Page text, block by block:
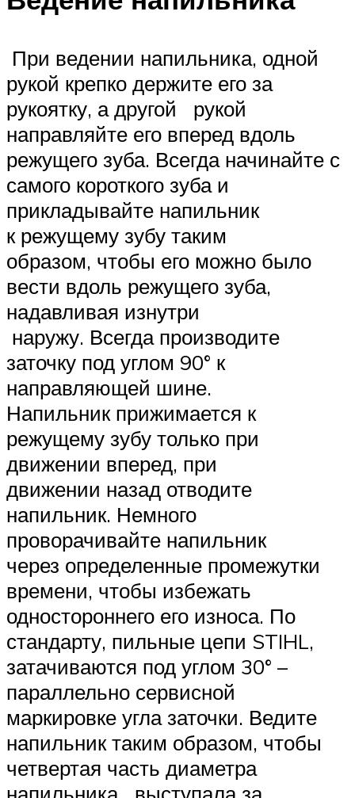
При ведении напильника, одной
рукой крепко держите его за
рукоятку, а другой рукой
направляйте его вперед вдоль
режущего зуба. Всегда начинайте с
самого короткого зуба и
прикладывайте напильник
к режущему зубу таким
образом, чтобы его можно было
вести вдоль режущего зуба,
надавливая изнутри
наружу. Всегда производите
заточку под углом 90° к
направляющей шине.
Напильник прижимается к
режущему зубу только при
движении вперед, при
движении назад отводите
напильник. Немного
проворачивайте напильник
через определенные промежутки
времени, чтобы избежать
одностороннего его износа. По
стандарту, пильные цепи STIHL,
затачиваются под углом 30° –
параллельно сервисной
маркировке угла заточки. Ведите
напильник таким образом, чтобы
четвертая часть диаметра